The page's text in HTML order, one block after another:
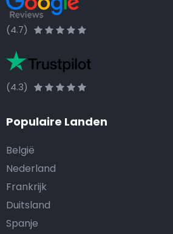
(4.7)
(4.3)
Populaire Landen
België
Nederland
Frankrijk
Duitsland
Spanje